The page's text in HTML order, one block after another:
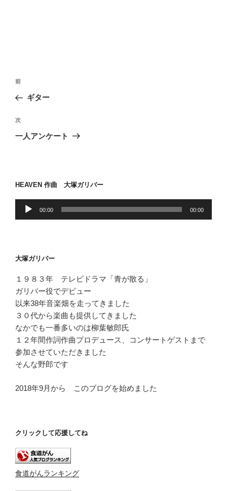
投
ナ
ビ
ゲ
ン
前
の
稿
前
ギター
次
次
一人アンケート
HEAVEN 作曲 大塚ガリバー
ー
ー
00:00 00:00
大塚ガリバー
１９８３年 テレビドラマ「青が散る」
ガリバー役でデビュー
以来38年音楽畑を走ってきました
３０代から楽曲も提供してきました
なかでも一番多いのは柳葉敏郎氏
１２年間作詞作曲プロデュース、コンサートゲストまで
参加させていただきました
そんな野郎です
2018年9月から このブログを始めました
クリックして応援してね
食道がんランキング